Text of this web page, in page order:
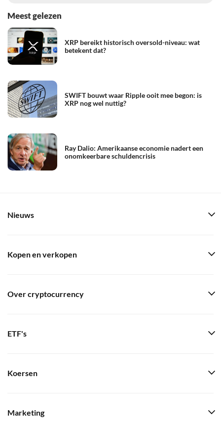
Meest gelezen
XRP bereikt historisch oversold-niveau: wat
betekent dat?
SWIFT bouwt waar Ripple ooit mee begon: is
XRP nog wel nuttig?
Ray Dalio: Amerikaanse economie nadert een
onomkeerbare schuldencrisis
Nieuws
Kopen en verkopen
Over cryptocurrency
ETF's
Koersen
Marketing